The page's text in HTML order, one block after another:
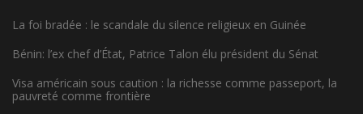
La foi bradée : le scandale du silence religieux en Guinée
Bénin: l’ex chef d’État, Patrice Talon élu président du Sénat
Visa américain sous caution : la richesse comme passeport, la
pauvreté comme frontière